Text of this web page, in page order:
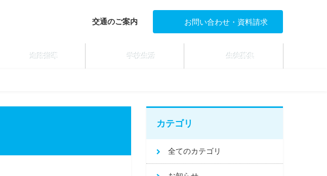
交通のご案内 お問い合わせ・資料請求
進路指導 学校生活 生徒募集
カテゴリ
全てのカテゴリ